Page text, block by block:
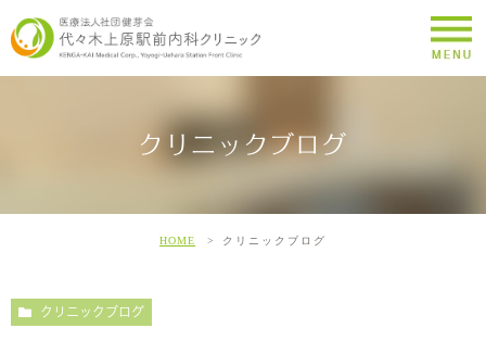
クリニックブログ
HOME クリニックブログ
クリニックブログ